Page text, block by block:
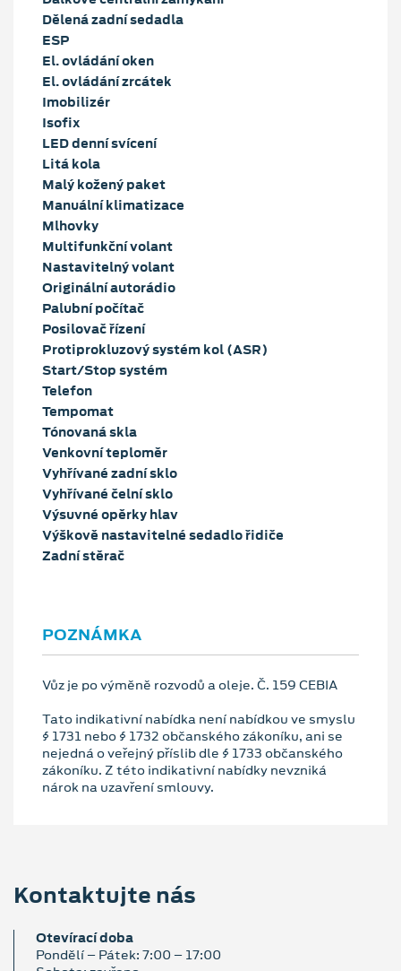
Dělená zadní sedadla
ESP
El. ovládání oken
El. ovládání zrcátek
Imobilizér
Isofix
LED denní svícení
Litá kola
Malý kožený paket
Manuální klimatizace
Mlhovky
Multifunkční volant
Nastavitelný volant
Originální autorádio
Palubní počítač
Posilovač řízení
Protiprokluzový systém kol (ASR)
Start/Stop systém
Telefon
Tempomat
Tónovaná skla
Venkovní teploměr
Vyhřívané zadní sklo
Vyhřívané čelní sklo
Výsuvné opěrky hlav
Výškově nastavitelné sedadlo řidiče
Zadní stěrač
POZNÁMKA
Vůz je po výměně rozvodů a oleje. Č. 159 CEBIA
Tato indikativní nabídka není nabídkou ve smyslu
§ 1731 nebo § 1732 občanského zákoníku, ani se
nejedná o veřejný příslib dle § 1733 občanského
zákoníku. Z této indikativní nabídky nevzniká
nárok na uzavření smlouvy.
Kontaktujte nás
Otevírací doba
Pondělí – Pátek: 7:00 – 17:00